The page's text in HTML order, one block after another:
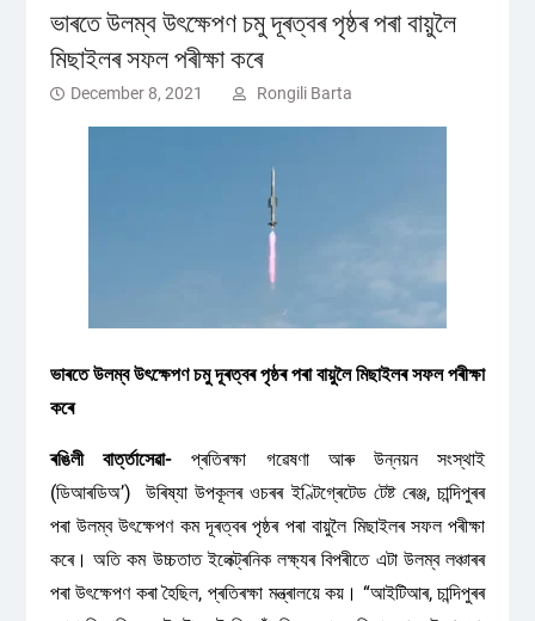
ভাৰতে উলম্ব উৎক্ষেপণ চমু দূৰত্বৰ পৃষ্ঠৰ পৰা বায়ুলৈ
মিছাইলৰ সফল পৰীক্ষা কৰে
December 8, 2021 Rongili Barta
ভাৰতে উলম্ব উৎক্ষেপণ চমু দূৰত্বৰ পৃষ্ঠৰ পৰা বায়ুলৈ মিছাইলৰ সফল পৰীক্ষা
কৰে
ৰঙিলী বাৰ্ত্তাসেৱা-প্ৰতিৰক্ষা গৱেষণা আৰু উন্নয়ন সংস্থাই
(ডিআৰডিঅ’) উৰিষ্যা উপকূলৰ ওচৰৰ ইণ্টিগ্ৰেটেড টেষ্ট ৰেঞ্জ, চান্দিপুৰৰ
পৰা উলম্ব উৎক্ষেপণ কম দূৰত্বৰ পৃষ্ঠৰ পৰা বায়ুলৈ মিছাইলৰ সফল পৰীক্ষা
কৰে। অতি কম উচ্চতাত ইলেক্ট্ৰনিক লক্ষ্যৰ বিপৰীতে এটা উলম্ব লঞ্চাৰৰ
পৰা উৎক্ষেপণ কৰা হৈছিল, প্ৰতিৰক্ষা মন্ত্ৰালয়ে কয়। “আইটিআৰ, চান্দিপুৰৰ